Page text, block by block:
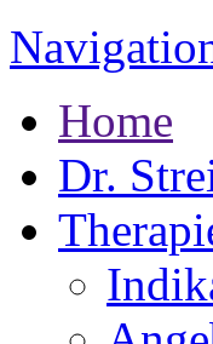
Home
Dr.